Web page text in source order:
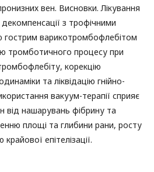
вен. Висновки. Лікування
декомпенсації з трофічними
гострим варикотромбофлебітом
тромботичного процесу при
корекцію
та ліквідацію гнійно-
вакуум-терапії сприяє
нашарувань фібрину та
площі та глибини рани, росту
епітелізації.